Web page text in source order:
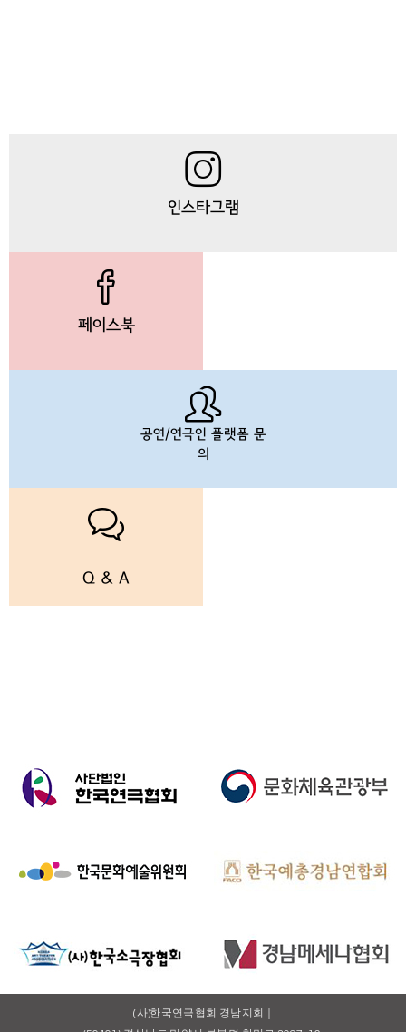
인스타그램
페이스북
공연/연극인 플랫폼 문
의
Q & A
(사)한국연극협회 경남지회｜